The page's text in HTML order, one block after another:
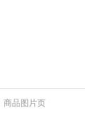
商品图片页